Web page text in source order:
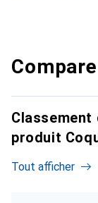
Classement
produit
Tout afficher